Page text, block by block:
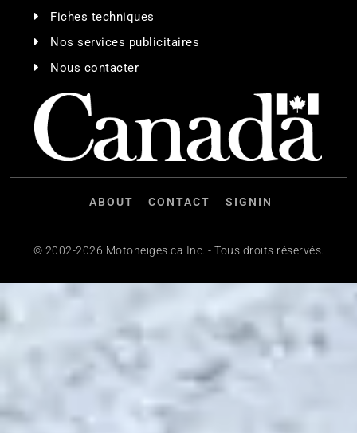
Fiches techniques
Nos services publicitaires
Nous contacter
ABOUT CONTACT SIGNIN
© 2002-2026 Motoneiges.ca Inc. - Tous droits réservés.